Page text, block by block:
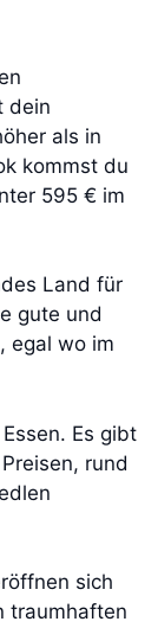
dein
als in
kommst du
595 € im
Land für
gute und
egal wo im
Es gibt
rund
sich
traumhaften